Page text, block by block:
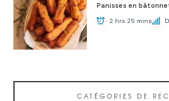
Panisses en
2 hrs 25 mins
CATÉGORIES DE